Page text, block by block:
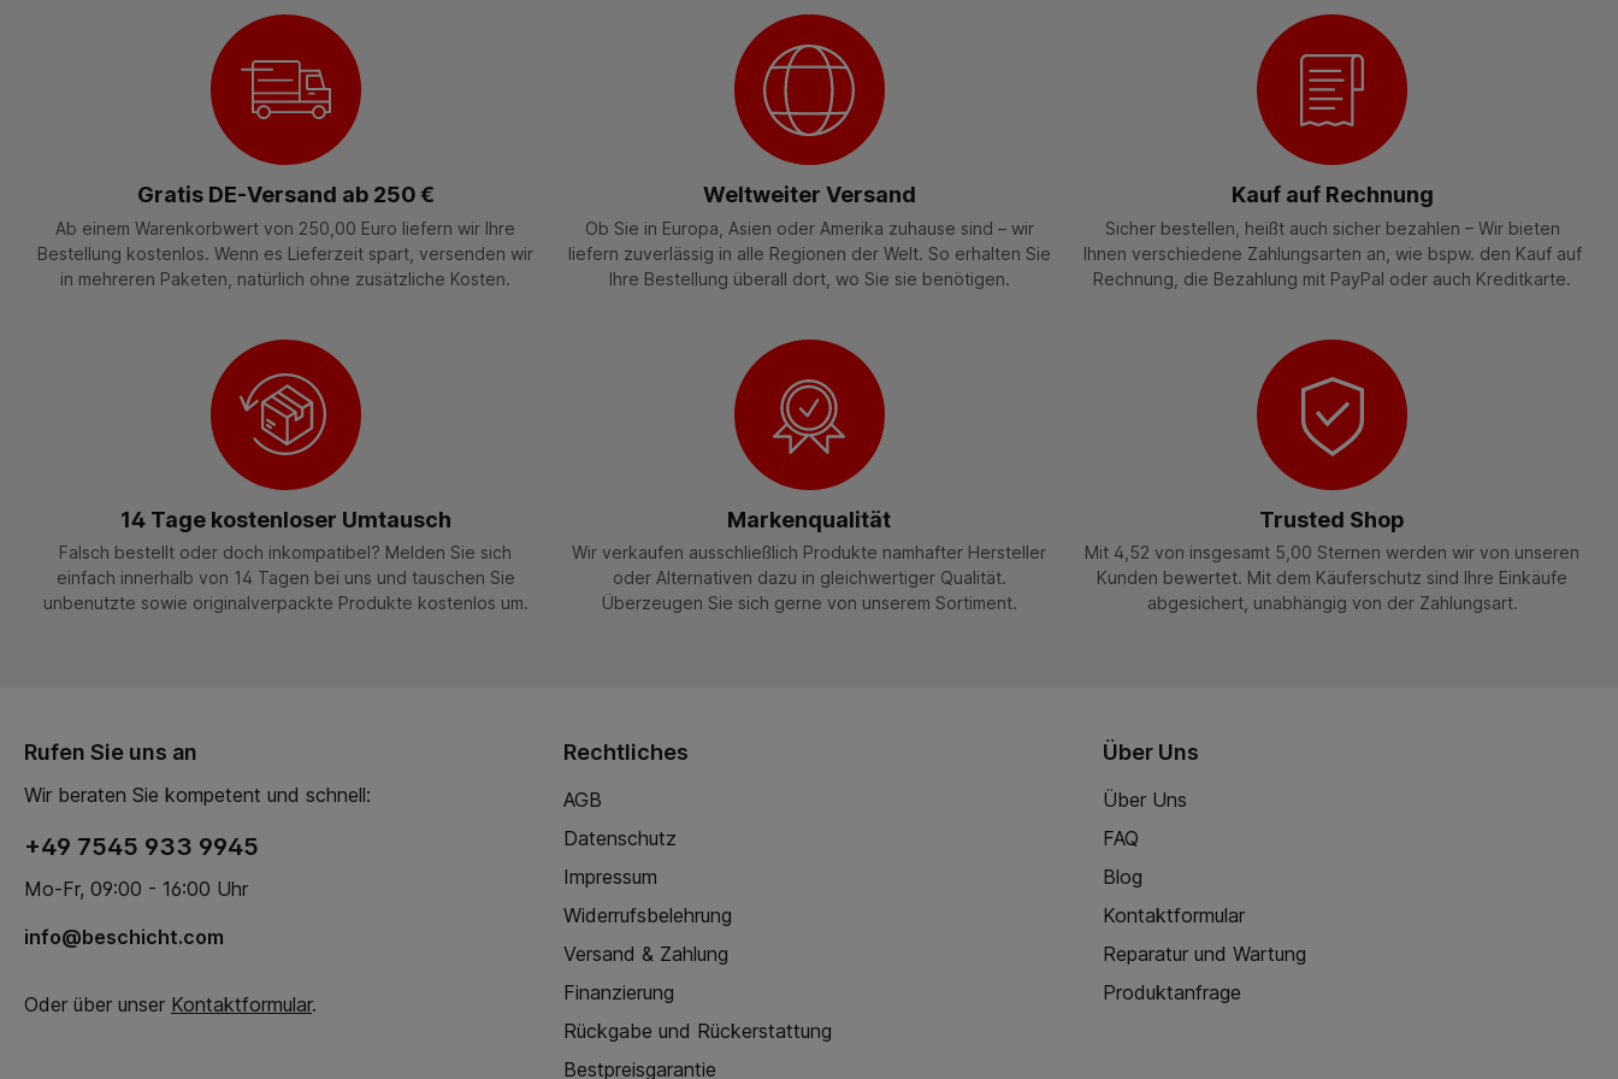
Gratis DE-Versand ab 250 €
Ab einem Warenkorbwert von 250,00 Euro liefern wir Ihre
Bestellung kostenlos. Wenn es Lieferzeit spart, versenden wir
in mehreren Paketen, natürlich ohne zusätzliche Kosten.
Weltweiter Versand
Ob Sie in Europa, Asien oder Amerika zuhause sind – wir
liefern zuverlässig in alle Regionen der Welt. So erhalten Sie
Ihre Bestellung überall dort, wo Sie sie benötigen.
Kauf auf Rechnung
Sicher bestellen, heißt auch sicher bezahlen – Wir bieten
Ihnen verschiedene Zahlungsarten an, wie bspw. den Kauf auf
Rechnung, die Bezahlung mit PayPal oder auch Kreditkarte.
14 Tage kostenloser Umtausch
Falsch bestellt oder doch inkompatibel? Melden Sie sich
einfach innerhalb von 14 Tagen bei uns und tauschen Sie
unbenutzte sowie originalverpackte Produkte kostenlos um.
Markenqualität
Wir verkaufen ausschließlich Produkte namhafter Hersteller
oder Alternativen dazu in gleichwertiger Qualität.
Überzeugen Sie sich gerne von unserem Sortiment.
Trusted Shop
Mit 4,52 von insgesamt 5,00 Sternen werden wir von unseren
Kunden bewertet. Mit dem Käuferschutz sind Ihre Einkäufe
abgesichert, unabhängig von der Zahlungsart.
Rufen Sie uns an
Wir beraten Sie kompetent und schnell:
+49 7545 933 9945
Mo-Fr, 09:00 - 16:00 Uhr
info@beschicht.com
Oder über unser Kontaktformular.
Rechtliches
AGB
Datenschutz
Impressum
Widerrufsbelehrung
Versand & Zahlung
Finanzierung
Rückgabe und Rückerstattung
Bestpreisgarantie
Über Uns
Über Uns
FAQ
Blog
Kontaktformular
Reparatur und Wartung
Produktanfrage